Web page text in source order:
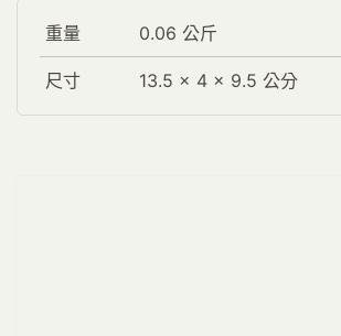
重量 0.06 公斤
尺寸 13.5 × 4 × 9.5 公分